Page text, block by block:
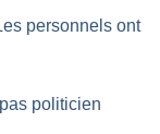
personnels ont
politicien